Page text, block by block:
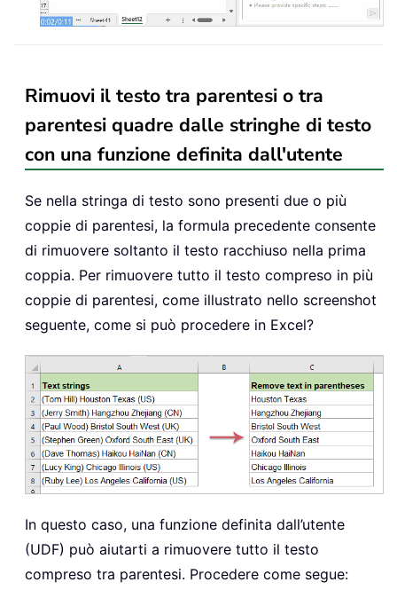
Rimuovi il testo tra parentesi o tra
parentesi quadre dalle stringhe di testo
con una funzione definita dall'utente
Se nella stringa di testo sono presenti due o più
coppie di parentesi, la formula precedente consente
di rimuovere soltanto il testo racchiuso nella prima
coppia. Per rimuovere tutto il testo compreso in più
coppie di parentesi, come illustrato nello screenshot
seguente, come si può procedere in Excel?
In questo caso, una funzione definita dall’utente
(UDF) può aiutarti a rimuovere tutto il testo
compreso tra parentesi. Procedere come segue: